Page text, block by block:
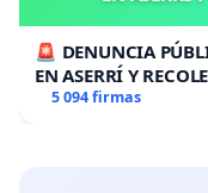
🚨 DENUNCIA
EN ASERRÍ Y
5 094 firmas